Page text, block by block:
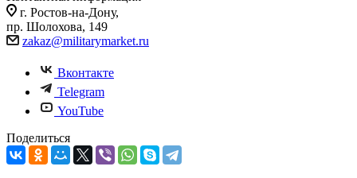
г. Ростов-на-Дону,
пр. Шолохова, 149
zakaz@militarymarket.ru
Вконтакте
Telegram
YouTube
Поделиться